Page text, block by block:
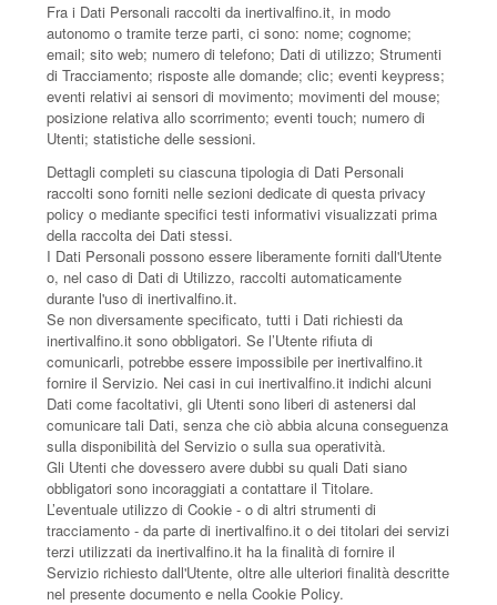
Fra i Dati Personali raccolti da inertivalfino.it, in modo
autonomo o tramite terze parti, ci sono: nome; cognome;
email; sito web; numero di telefono; Dati di utilizzo; Strumenti
di Tracciamento; risposte alle domande; clic; eventi keypress;
eventi relativi ai sensori di movimento; movimenti del mouse;
posizione relativa allo scorrimento; eventi touch; numero di
Utenti; statistiche delle sessioni.
Dettagli completi su ciascuna tipologia di Dati Personali
raccolti sono forniti nelle sezioni dedicate di questa privacy
policy o mediante specifici testi informativi visualizzati prima
della raccolta dei Dati stessi.
I Dati Personali possono essere liberamente forniti dall'Utente
o, nel caso di Dati di Utilizzo, raccolti automaticamente
durante l'uso di inertivalfino.it.
Se non diversamente specificato, tutti i Dati richiesti da
inertivalfino.it sono obbligatori. Se l’Utente rifiuta di
comunicarli, potrebbe essere impossibile per inertivalfino.it
fornire il Servizio. Nei casi in cui inertivalfino.it indichi alcuni
Dati come facoltativi, gli Utenti sono liberi di astenersi dal
comunicare tali Dati, senza che ciò abbia alcuna conseguenza
sulla disponibilità del Servizio o sulla sua operatività.
Gli Utenti che dovessero avere dubbi su quali Dati siano
obbligatori sono incoraggiati a contattare il Titolare.
L’eventuale utilizzo di Cookie - o di altri strumenti di
tracciamento - da parte di inertivalfino.it o dei titolari dei servizi
terzi utilizzati da inertivalfino.it ha la finalità di fornire il
Servizio richiesto dall'Utente, oltre alle ulteriori finalità descritte
nel presente documento e nella Cookie Policy.